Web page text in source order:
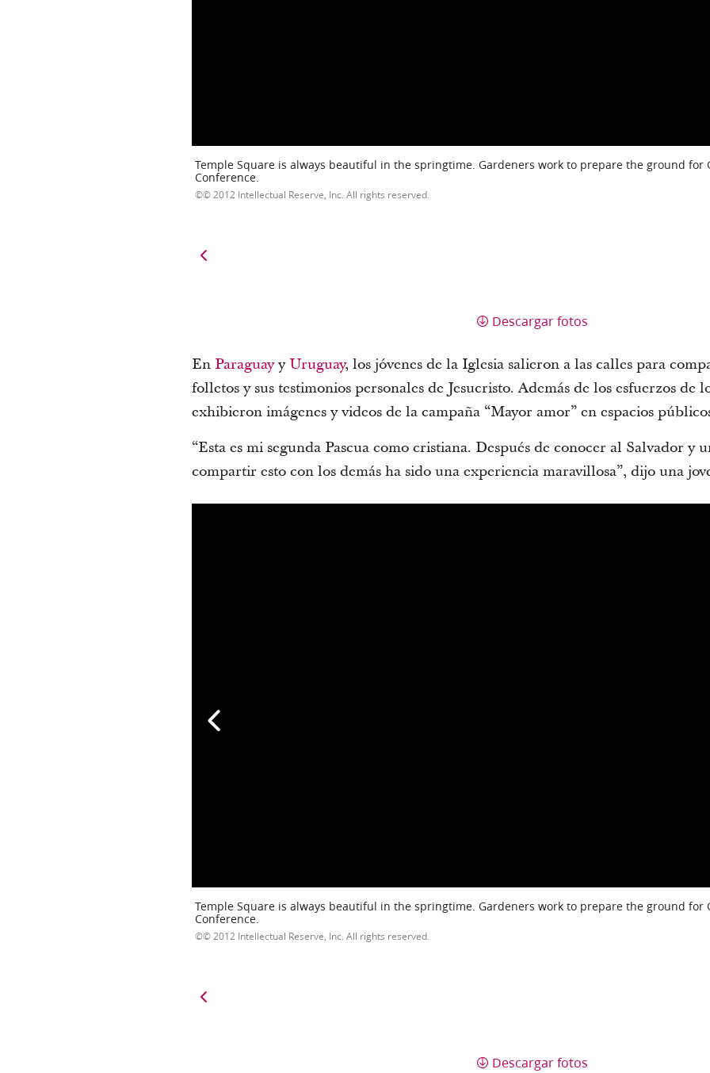
Temple Square is always beautiful in the springtime. Gardeners work to prepare the ground for
Conference.
© 2012 Intellectual Reserve, Inc. All rights reserved.
Descargar fotos
En Paraguayy Uruguay, los jóvenes de la Iglesia salieron a las calles para
folletos y sus testimonios personales de Jesucristo. Además de los esfuerzos de
exhibieron imágenes y videos de la campaña “Mayor amor” en espacios
“Esta es mi segunda Pascua como cristiana. Después de conocer al Salvador y
compartir esto con los demás ha sido una experiencia maravillosa”, dijo una
Temple Square is always beautiful in the springtime. Gardeners work to prepare the ground for
Conference.
© 2012 Intellectual Reserve, Inc. All rights reserved.
Descargar fotos